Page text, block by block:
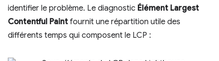
identifier le problème. Le diagnostic Élément Largest
Contentful Paint fournit une répartition utile des
différents temps qui composent le LCP :